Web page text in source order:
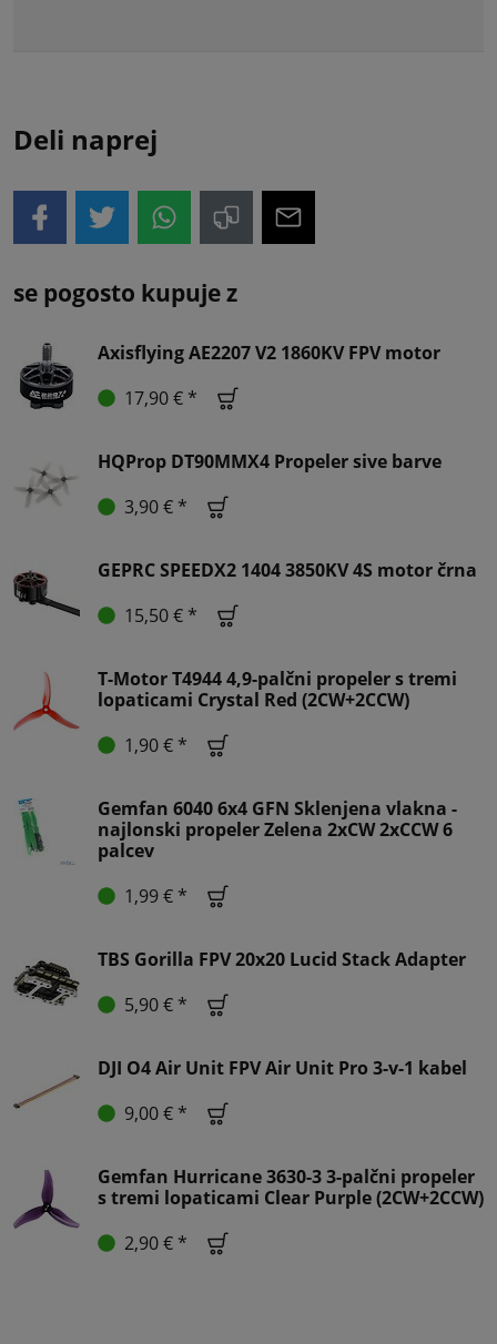
Deli naprej
se pogosto kupuje z
Axisflying AE2207 V2 1860KV FPV motor
17,90 € *
HQProp DT90MMX4 Propeler sive barve
3,90 € *
GEPRC SPEEDX2 1404 3850KV 4S motor črna
15,50 € *
T-Motor T4944 4,9-palčni propeler s tremi
lopaticami Crystal Red (2CW+2CCW)
1,90 € *
Gemfan 6040 6x4 GFN Sklenjena vlakna -
najlonski propeler Zelena 2xCW 2xCCW 6
palcev
1,99 € *
TBS Gorilla FPV 20x20 Lucid Stack Adapter
5,90 € *
DJI O4 Air Unit FPV Air Unit Pro 3-v-1 kabel
9,00 € *
Gemfan Hurricane 3630-3 3-palčni propeler
s tremi lopaticami Clear Purple (2CW+2CCW)
2,90 € *